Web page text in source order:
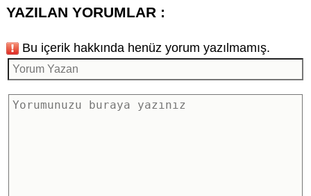
YAZILAN YORUMLAR :
Bu içerik hakkında henüz yorum yazılmamış.